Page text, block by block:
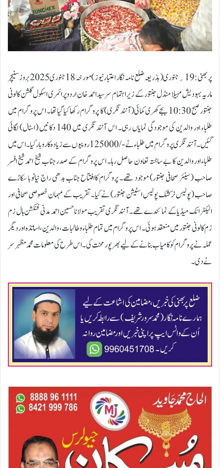
پربھنی:19؍جنوری( بذریعہ ضلع نامہ نگار اعتبار نیوز ) مورخہ 18جنوری2025 بروز سنیچر
ماریہ بہودیش مہیلا منڈل جنتور کے زیر اہتمام سرسید احمد خان اردو پرائمری اسکول گلشن کالونی
جنتور صبح 10:30 بجےکھری کمائی( آنند نگری) کا پروگرام رکھا کیا گیا تھا۔ اس پروگرام میں
طلباء اور والدین کی موجودگی نمایاں رہی۔ اس آنند نگری میں 140 دکانیں (اسٹال) لگائی
گئیں۔ آنند نگری پروگرام میں طلباء نے -/125000 روپیوں سے زیادہ کاروبار کیا ۔ اس میں
طلباء اور والدین کا بے ساختہ تعاون حاصل رہا۔ اس پروگرام کے صدر جناب شیخ احمد شیخ افسر
صاحب (سینئر صحافی جنتور) موجود تھے۔ پروگرام کاافتتاح جناب بدھی راج نیانوبا سکاڑے
صاحب (پولیس نرکشک پولیس اسٹیشن جنتور) نے کیا۔ تقریب کے مہمان خصوصی صحافی اور
الیکٹرانک میڈیا کے نمائندے تھے۔ آنند نگری تقریب مولانا حسین احمد مدنی فنکشن ہال زم
زم کالونی جنتور میں منعقد ہوئی۔ اس پروگرام میں تمام طلباء و طالبات، والدین، اساتذہ اور دیگر
عملہ نے پروگرام کو کامیاب بنانے کے لیے بھرپور محنت کی۔اس طرح کی معلومات محمد مظہر سر
نے دی۔